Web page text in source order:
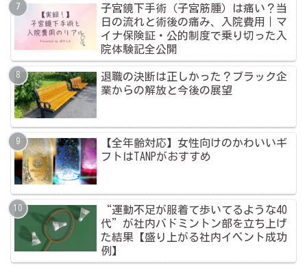
子宮鏡下手術（子宮筋腫）は痛い？当
日の流れと術後の痛み、入院費用｜マ
イナ保険証・公的制度で乗り切った入
院体験記全公開
退職の決断は正しかった？ブラック企
業からの解放と今後の展望
【全年齢対応】女性向けのかわいいギ
フトはTANPがおすすめ
“運動不足が服着て歩いてるような40
代”が社内バドミントン部を立ち上げ
た結果【盛り上がる社内イベント成功
例】